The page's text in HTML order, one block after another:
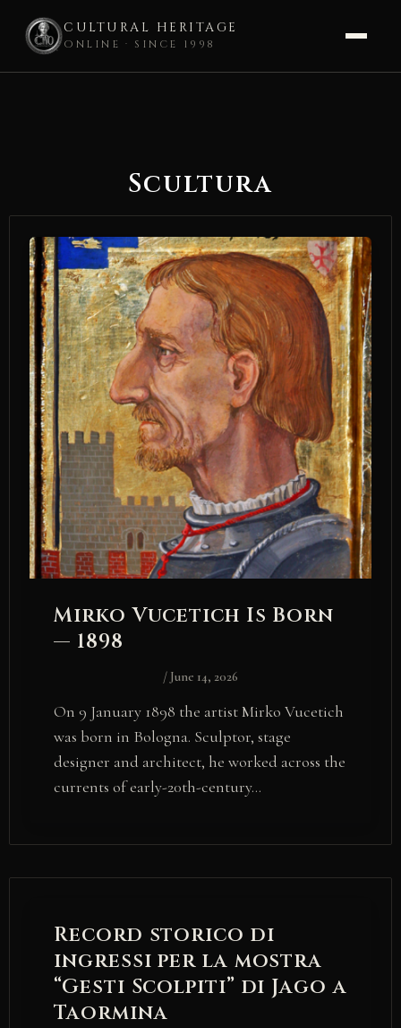
CULTURAL HERITAGE
ONLINE · SINCE 1998
Scultura
Mirko Vucetich Is Born
— 1898
/ June 14, 2026
On 9 January 1898 the artist Mirko Vucetich
was born in Bologna. Sculptor, stage
designer and architect, he worked across the
currents of early-20th-century…
Record storico di
ingressi per la mostra
“Gesti Scolpiti” di Jago a
Taormina